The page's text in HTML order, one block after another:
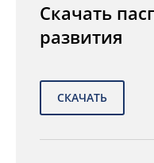
Скачать
развития